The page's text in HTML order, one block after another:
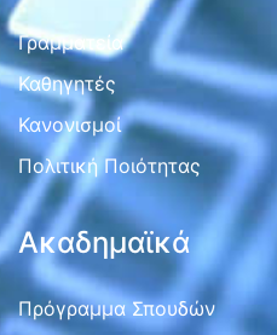
Γραμματεία
Καθηγητές
Κανονισμοί
Πολιτική Ποιότητας
Ακαδημαϊκά
Πρόγραμμα Σπουδών